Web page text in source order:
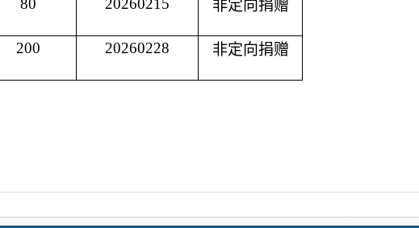
80 20260215 非定向捐赠
200 20260228 非定向捐赠